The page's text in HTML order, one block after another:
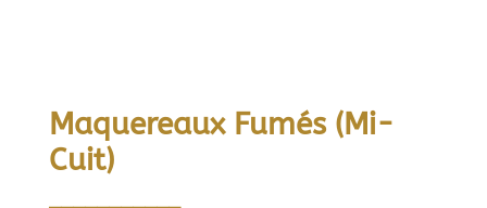
Maquereaux Fumés (Mi-
Cuit)
___________